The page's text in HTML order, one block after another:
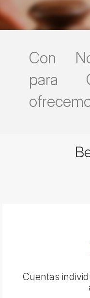
Con
para
Cuentas